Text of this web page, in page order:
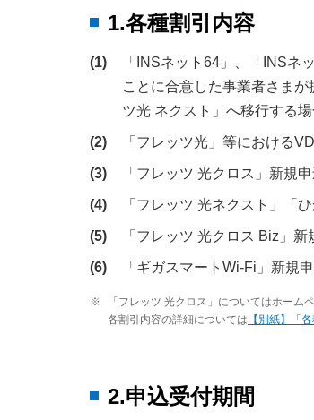
1.各種割引内容
(1)
「INSネット64」、「INSネ
ことに合意した事業者さま
ツ光 ネクスト」へ移行する
(2) 「フレッツ光」等における
(3) 「フレッツ 光クロス」新規
(4) 「フレッツ 光ネクスト」「
(5) 「フレッツ 光クロス Biz」
(6) 「ギガスマートWi-Fi」新規
※ 「フレッツ 光クロス」についてはホーム
各割引内容の詳細については 【別紙】「
2.申込受付期間